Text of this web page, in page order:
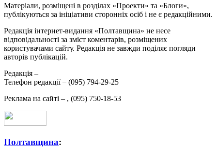
Матеріали, розміщені в розділах «Проекти» та «Блоги»,
публікуються за ініціативи сторонніх осіб і не є редакційними.
Редакція інтернет-видання «Полтавщина» не несе
відповідальності за зміст коментарів, розміщених
користувачами сайту. Редакція не завжди поділяє погляди
авторів публікацій.
Редакція –
Телефон редакції – (095) 794-29-25
Реклама на сайті – , (095) 750-18-53
Полтавщина: